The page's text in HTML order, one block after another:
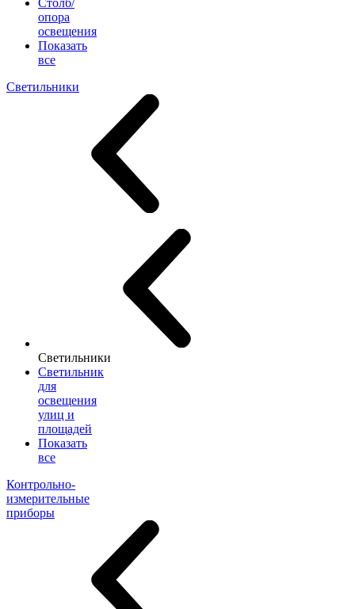
Столб/
опора
освещения
Показать
все
Светильники
Светильники
Светильник
для
освещения
улиц и
площадей
Показать
все
Контрольно-
измерительные
приборы